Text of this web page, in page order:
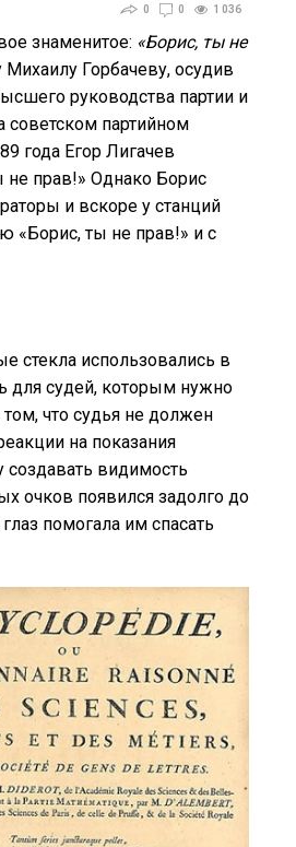
0 0 1 036
знаменитое: «Борис, ты не
Горбачеву, осудив
руководства партии и
советском партийном
года Егор Лигачев
не прав!» Однако Борис
и вскоре у станций
«Борис, ты не прав!» и с
стекла использовались в
для судей, которым нужно
что судья не должен
на показания
видимость
очков появился задолго до
помогала им спасать